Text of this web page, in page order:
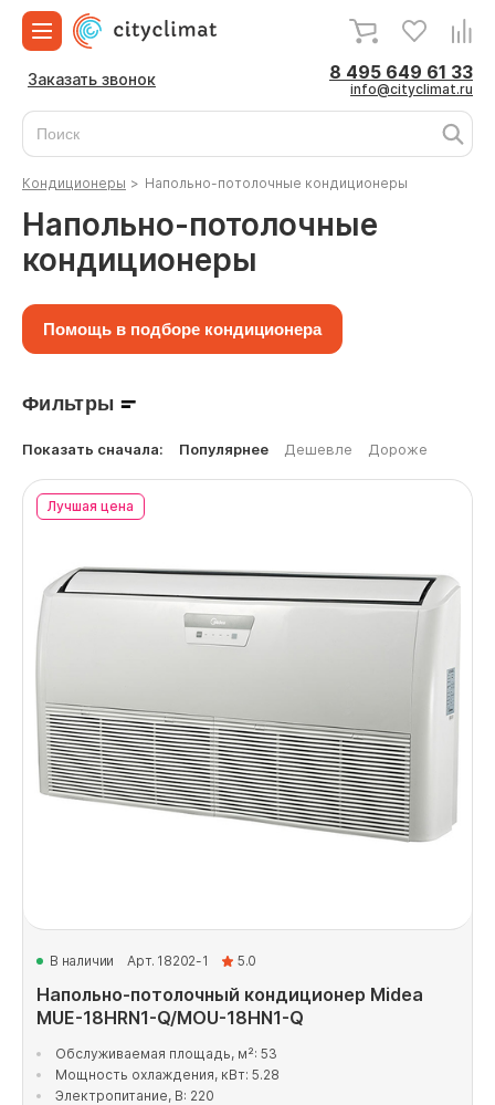
Заказать звонок 8 495 649 61 33
info@cityclimat.ru
Кондиционеры > Напольно-потолочные кондиционеры
Напольно-потолочные
кондиционеры
Помощь в подборе кондиционера
Фильтры
Показать сначала: Популярнее Дешевле Дороже
Лучшая цена
В наличии Арт. 18202-1 5.0
Напольно-потолочный кондиционер Midea
MUE-18HRN1-Q/MOU-18HN1-Q
Обслуживаемая площадь, м²: 53
Мощность охлаждения, кВт: 5.28
Электропитание, В: 220